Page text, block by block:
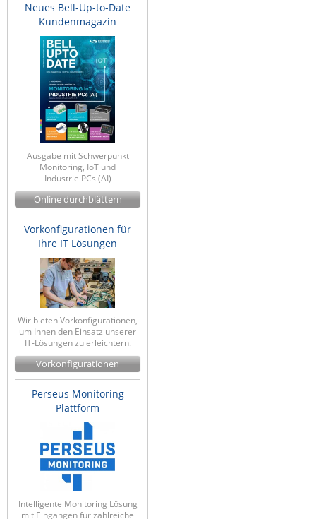
Neues Bell-Up-to-Date
Kundenmagazin
Ausgabe mit Schwerpunkt
Monitoring, IoT und
Industrie PCs (AI)
Online durchblättern
Vorkonfigurationen für
Ihre IT Lösungen
Wir bieten Vorkonfigurationen,
um Ihnen den Einsatz unserer
IT-Lösungen zu erleichtern.
Vorkonfigurationen
Perseus Monitoring
Plattform
Intelligente Monitoring Lösung
mit Eingängen für zahlreiche